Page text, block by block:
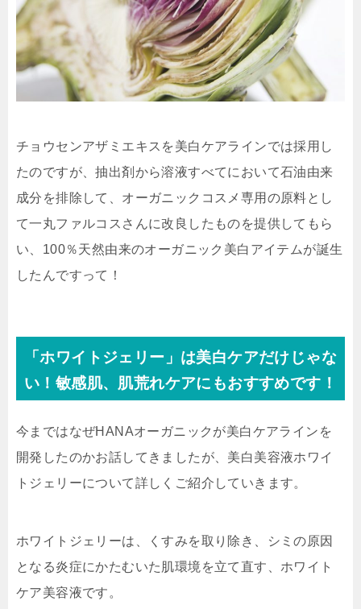
チョウセンアザミエキスを美白ケアラインでは採用し
たのですが、抽出剤から溶液すべてにおいて石油由来
成分を排除して、オーガニックコスメ専用の原料とし
て一丸ファルコスさんに改良したものを提供してもら
い、 100％天然由来のオーガニック美白アイテムが誕生
したんですって！
「ホワイトジェリー」は美白ケアだけじゃな
い！敏感肌、肌荒れケアにもおすすめです！
今まではなぜHANAオーガニックが美白ケアラインを
開発したのかお話してきましたが、美白美容液ホワイ
トジェリーについて詳しくご紹介していきます。
ホワイトジェリーは、くすみを取り除き、シミの原因
となる炎症にかたむいた肌環境を立て直す、ホワイト
ケア美容液です。